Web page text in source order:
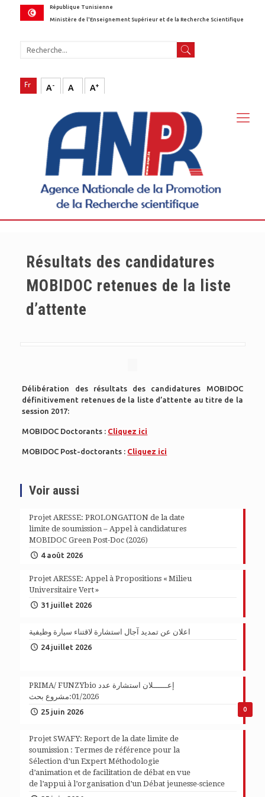
République Tunisienne
Ministère de l'Enseignement Supérieur et de la Recherche Scientifique
A- A A+
Résultats des candidatures
MOBIDOC retenues de la liste
d’attente
Délibération des résultats des candidatures MOBIDOC
définitivement retenues de la liste d’attente au titre de la
session 2017:
MOBIDOC Doctorants : Cliquez ici
MOBIDOC Post-doctorants : Cliquez ici
Voir aussi
Projet ARESSE: PROLONGATION de la date
limite de soumission – Appel à candidatures
MOBIDOC Green Post-Doc (2026)
4 août 2026
Projet ARESSE: Appel à Propositions « Milieu
Universitaire Vert »
31 juillet 2026
اعلان عن تمديد آجال استشارة لاقتناء سيارة وظيفية
24 juillet 2026
0
PRIMA/ FUNZYbio إعــــــلان استشارة عدد
01/2026:مشروع بحث
25 juin 2026
Projet SWAFY: Report de la date limite de
soumission : Termes de référence pour la
Sélection d’un Expert Méthodologie
d’animation et de facilitation de débat en vue
de l’appui à l’organisation d’un Débat jeunesse-science